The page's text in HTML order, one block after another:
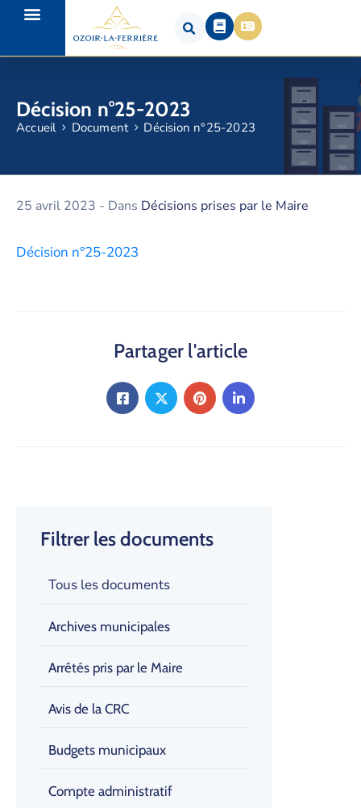
Décision n°25-2023
Accueil Document Décision n°25-2023
Filtrer les documents
Tous les documents
Archives municipales
Arrêtés pris par le Maire
Avis de la CRC
Budgets municipaux
Compte administratif
25 avril 2023 - Dans Décisions prises par le Maire
Décision n°25-2023
Partager l'article